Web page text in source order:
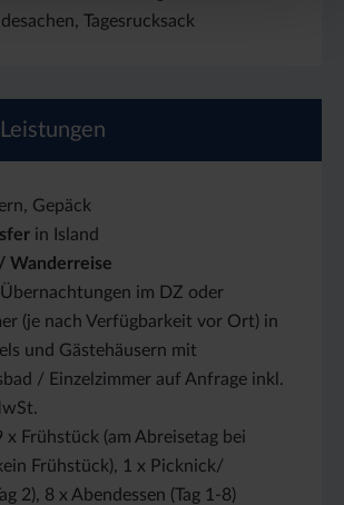
Tagesrucksack
Gepäck
in Island
Wanderreise
im DZ oder
(je nach Verfügbarkeit vor Ort) in
und Gästehäusern mit
/ Einzelzimmer auf Anfrage inkl.
x Frühstück (am Abreisetag bei
Frühstück), 1 x Picknick/
2), 8 x Abendessen (Tag 1-8)